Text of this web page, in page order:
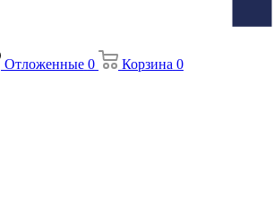
Отложенные 0 Корзина 0